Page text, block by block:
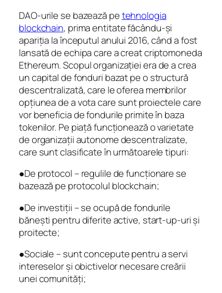
DAO-urile se bazează petehnologia
blockchain, prima entitate făcându-și
apariția la începutul anului 2016, când a fost
lansată de echipa care a creat criptomoneda
Ethereum. Scopul organizației era de a crea
un capital de fonduri bazat pe o structură
descentralizată, care le oferea membrilor
opțiunea de a vota care sunt proiectele care
vor beneficia de fondurile primite în baza
tokenilor. Pe piață funcționează o varietate
de organizații autonome descentralizate,
care sunt clasificate în următoarele tipuri:
●De protocol – regulile de funcționare se
bazează pe protocolul blockchain;
●De investiții – se ocupă de fondurile
bănești pentru diferite active, start-up-uri și
proitecte;
●Sociale – sunt concepute pentru a servi
intereselor și obictivelor necesare creării
unei comunități;